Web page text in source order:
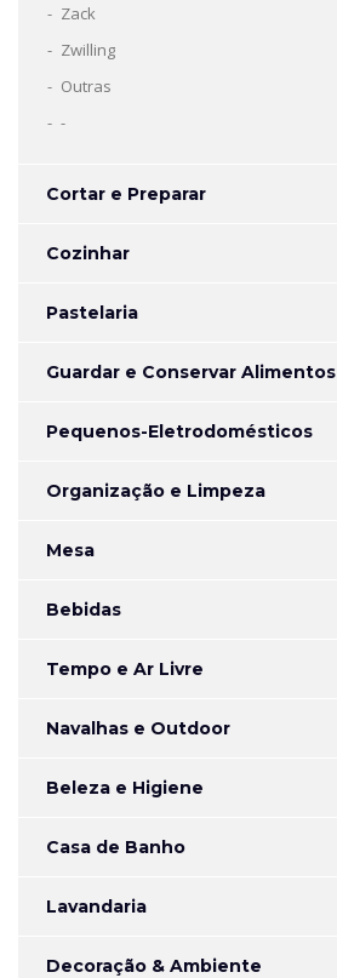
Zack
Zwilling
Outras
-
Cortar e Preparar
Cozinhar
Pastelaria
Guardar e Conservar Alimentos
Pequenos-Eletrodomésticos
Organização e Limpeza
Mesa
Bebidas
Tempo e Ar Livre
Navalhas e Outdoor
Beleza e Higiene
Casa de Banho
Lavandaria
Decoração & Ambiente